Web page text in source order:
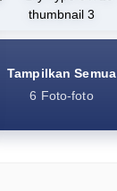
Tampilkan Semua
6 Foto-foto